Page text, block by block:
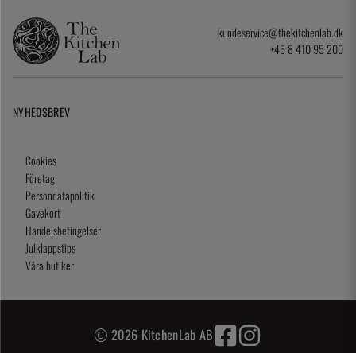
kundeservice@thekitchenlab.dk
+46 8 410 95 200
NYHEDSBREV
Cookies
Företag
Persondatapolitik
Gavekort
Handelsbetingelser
Julklappstips
Våra butiker
2026 KitchenLab AB